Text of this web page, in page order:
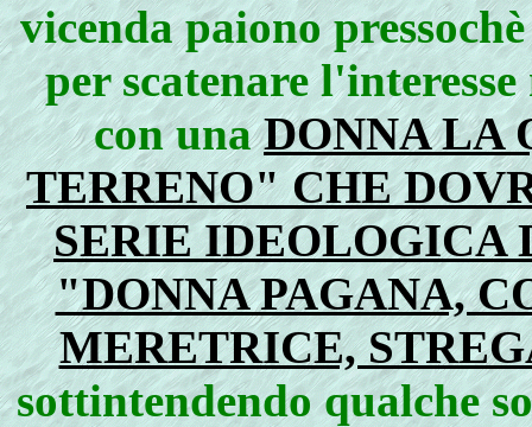
vicenda paiono
per scatenare
con unaDONNA LA
TERRENO" CHE
SERIE IDEOLOGICA
"DONNA PAGANA,
MERETRICE,
sottintendendo qualche